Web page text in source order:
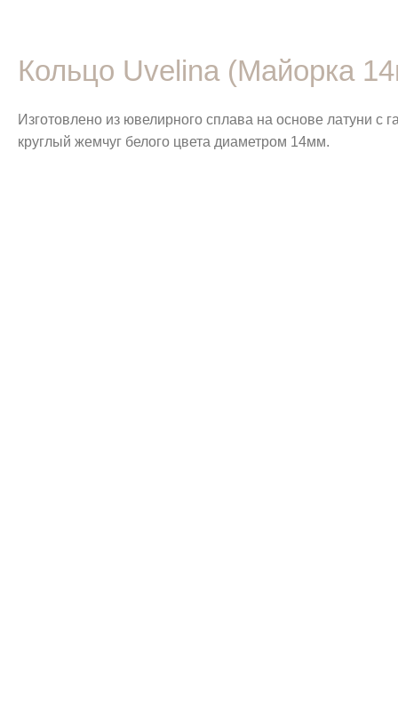
Кольцо Uvelina (Майорка
Изготовлено из ювелирного сплава на основе латуни с
круглый жемчуг белого цвета диаметром 14мм.